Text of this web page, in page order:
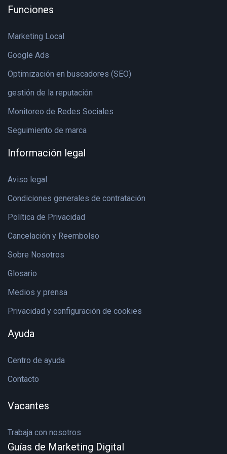
Funciones
Marketing Local
Google Ads
Optimización en buscadores (SEO)
gestión de la reputación
Monitoreo de Redes Sociales
Seguimiento de marca
Información legal
Aviso legal
Condiciones generales de contratación
Política de Privacidad
Cancelación y Reembolso
Sobre Nosotros
Glosario
Medios y prensa
Privacidad y configuración de cookies
Ayuda
Centro de ayuda
Contacto
Vacantes
Trabaja con nosotros
Guías de Marketing Digital